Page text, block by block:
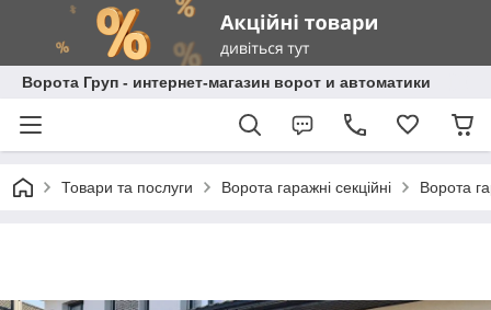
Ворота Груп - интернет-магазин ворот и автоматики
Товари та послуги Ворота гаражні секційні Ворота